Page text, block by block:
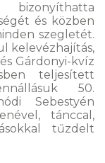
és közben
szegletét.
kelevézhajítás,
Gárdonyi-kvíz
teljesített
50.
Sebestyén
tánccal,
tűzdelt